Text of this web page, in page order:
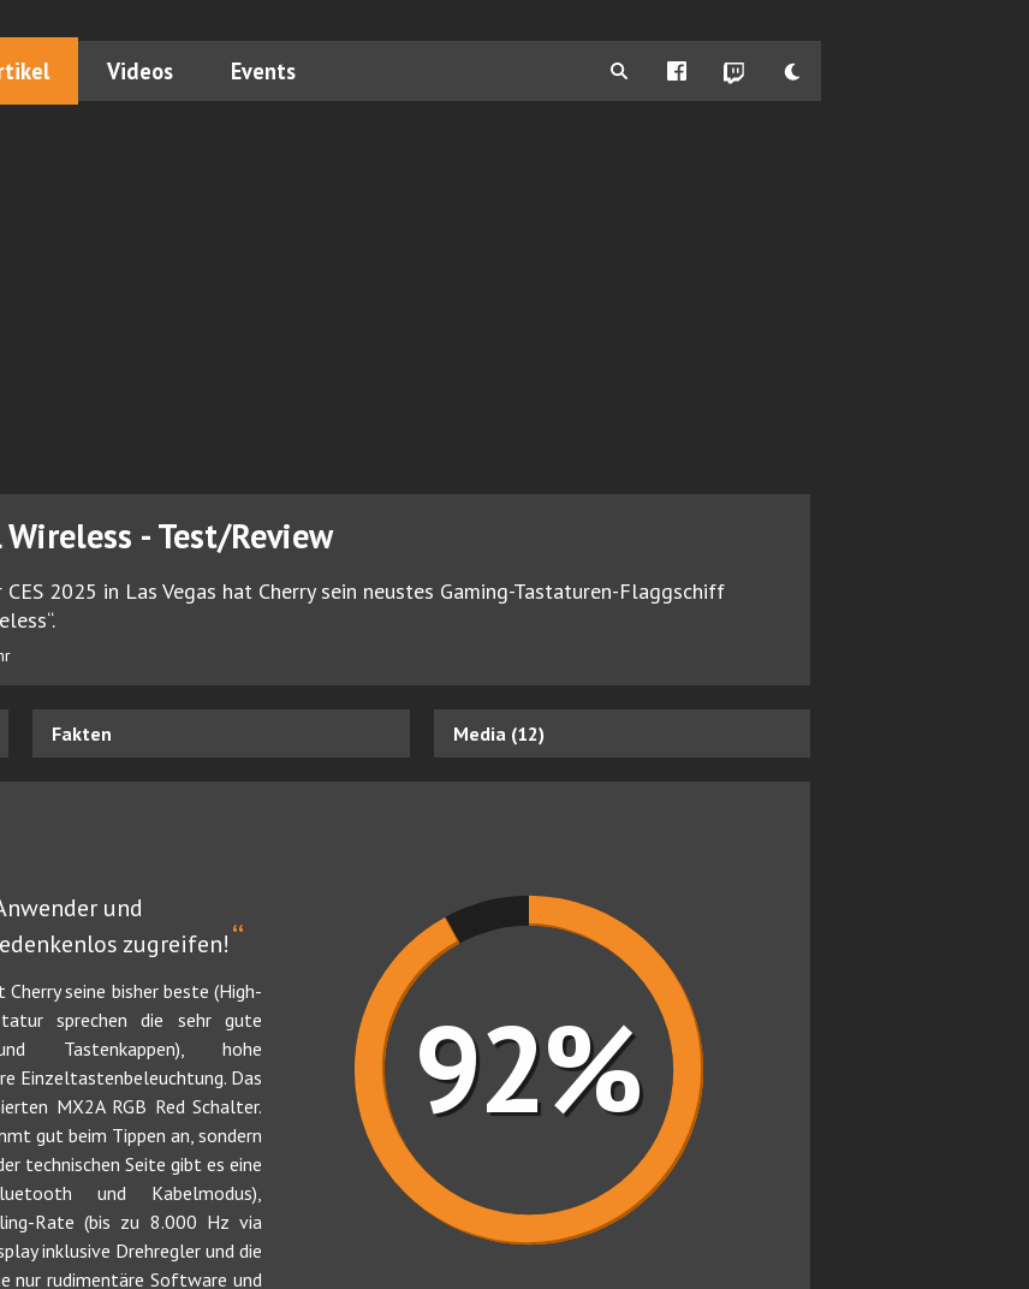
Videos Events
- Test/Review
2025 in Las Vegas hat Cherry sein neustes Gaming-Tastaturen-Flaggschiff
Fakten Media (12)
und
zugreifen!“
seine bisher beste (High-
sprechen die sehr gute
Tastenkappen), hohe
Einzeltastenbeleuchtung. Das
MX2A RGB Red Schalter.
gut beim Tippen an, sondern
technischen Seite gibt es eine
und Kabelmodus),
Rate (bis zu 8.000 Hz via
inklusive Drehregler und die
nur rudimentäre Software und
92%